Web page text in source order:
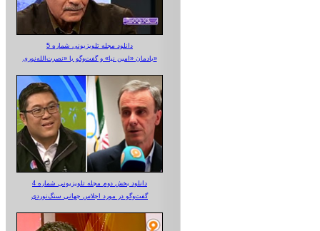
دانلود مجله تلویزیونی شماره 5
یادمان «امین نیا» و گفت‌وگو با «نصرت‌الله‌نوری»
دانلود بخش دوم مجله تلویزیونی شماره 4
گفت‌وگو در مورد اجلاس جهانی سنگ‌نوردی